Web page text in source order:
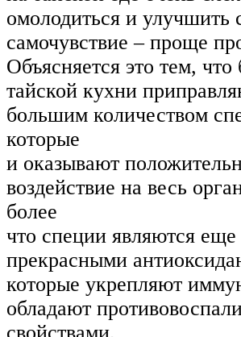
омолодиться и улучшить
самочувствие – проще
Объясняется это тем, что
тайской кухни
большим количеством
которые
и оказывают
воздействие на весь
более
что специи являются
прекрасными
которые укрепляют
обладают
свойствами,